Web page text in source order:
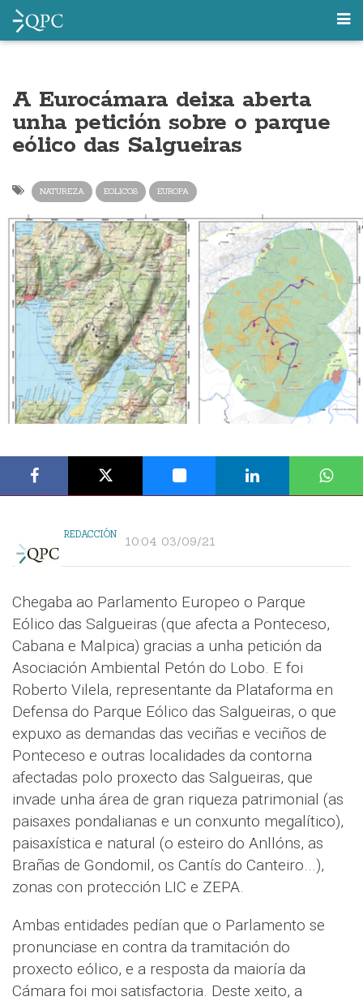
A Eurocámara deixa aberta
unha petición sobre o parque
eólico das Salgueiras
NATUREZA EOLICOS EUROPA
REDACCIÓN 10:04 03/09/21
Chegaba ao Parlamento Europeo o Parque
Eólico das Salgueiras (que afecta a Ponteceso,
Cabana e Malpica) gracias a unha petición da
Asociación Ambiental Petón do Lobo. E foi
Roberto Vilela, representante da Plataforma en
Defensa do Parque Eólico das Salgueiras, o que
expuxo as demandas das veciñas e veciños de
Ponteceso e outras localidades da contorna
afectadas polo proxecto das Salgueiras, que
invade unha área de gran riqueza patrimonial (as
paisaxes pondalianas e un conxunto megalítico),
paisaxística e natural (o esteiro do Anllóns, as
Brañas de Gondomil, os Cantís do Canteiro...),
zonas con protección LIC e ZEPA.
Ambas entidades pedían que o Parlamento se
pronunciase en contra da tramitación do
proxecto eólico, e a resposta da maioría da
Cámara foi moi satisfactoria. Deste xeito, a